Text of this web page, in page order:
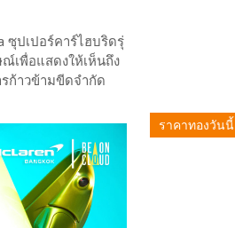
ซุปเปอร์คาร์ไฮบริดรุ่
เพื่อแสดงให้เห็นถึง
ก้าวข้ามขีดจำกัด
ราคาทองวันนี้